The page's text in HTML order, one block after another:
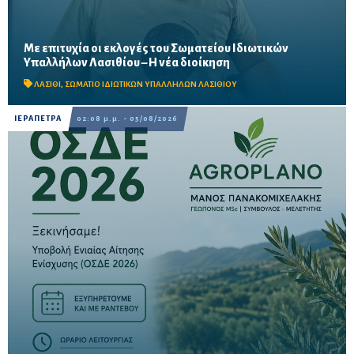
Με επιτυχία οι εκλογές του Σωματείου Ιδιωτικών
Υπαλλήλων Λασιθίου – Η νέα διοίκηση
ΛΑΣΙΘΙ, ΣΩΜΑΤΙΟ ΙΔΙΩΤΙΚΩΝ ΥΠΑΛΛΗΛΩΝ ΛΑΣΙΘΙΟΥ
Μαζική συμμετοχή εργαζομένων στις εκλογικές διαδικασίες σε
Άγιο Νικόλαο, Σητεία και Ιεράπετρα – Στο επίκεντρο οι
διεκδικήσεις για εργασιακά δικαιώματα, αυξήσεις...
ΙΕΡΑΠΕΤΡΑ 02:08 μ.μ. - 05/08/2026